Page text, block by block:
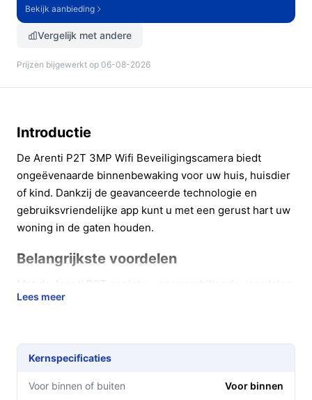
Bekijk aanbieding
Vergelijk met andere
Prijzen bijgewerkt op 06-08-2026
Introductie
De Arenti P2T 3MP Wifi Beveiligingscamera biedt
ongeëvenaarde binnenbewaking voor uw huis, huisdier
of kind. Dankzij de geavanceerde technologie en
gebruiksvriendelijke app kunt u met een gerust hart uw
woning in de gaten houden.
Belangrijkste voordelen
die de veiligheid en gemoedsrust verhogen:
van 3 megapixels zijn alle beelden helder en
gedetailleerd, waardoor u altijd goed zicht heeft op
wat er gebeurt.
Lees meer
Kernspecificaties
Voor binnen of buiten Voor binnen